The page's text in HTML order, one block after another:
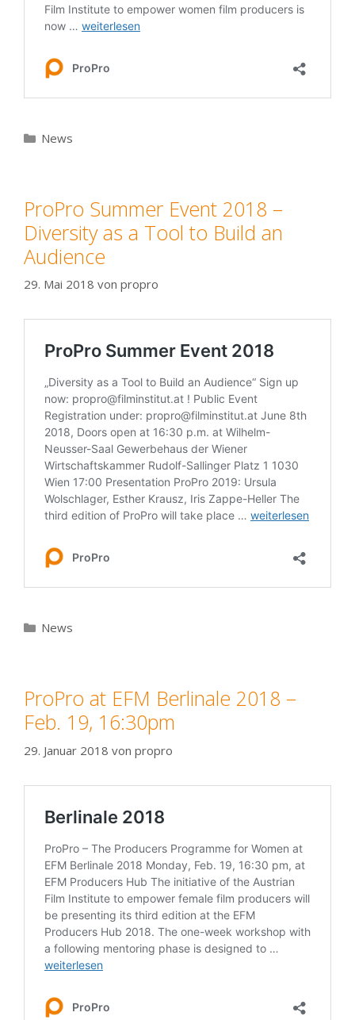
Kategorien
News
ProPro Summer Event 2018 –
Diversity as a Tool to Build an
Audience
29. Mai 2018 von propro
Kategorien
News
ProPro at EFM Berlinale 2018 –
Feb. 19, 16:30pm
29. Januar 2018 von propro